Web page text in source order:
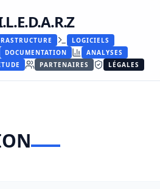
LOGICIELS
DOCUMENTATION
ANALYSES
PARTENAIRES LÉGALES